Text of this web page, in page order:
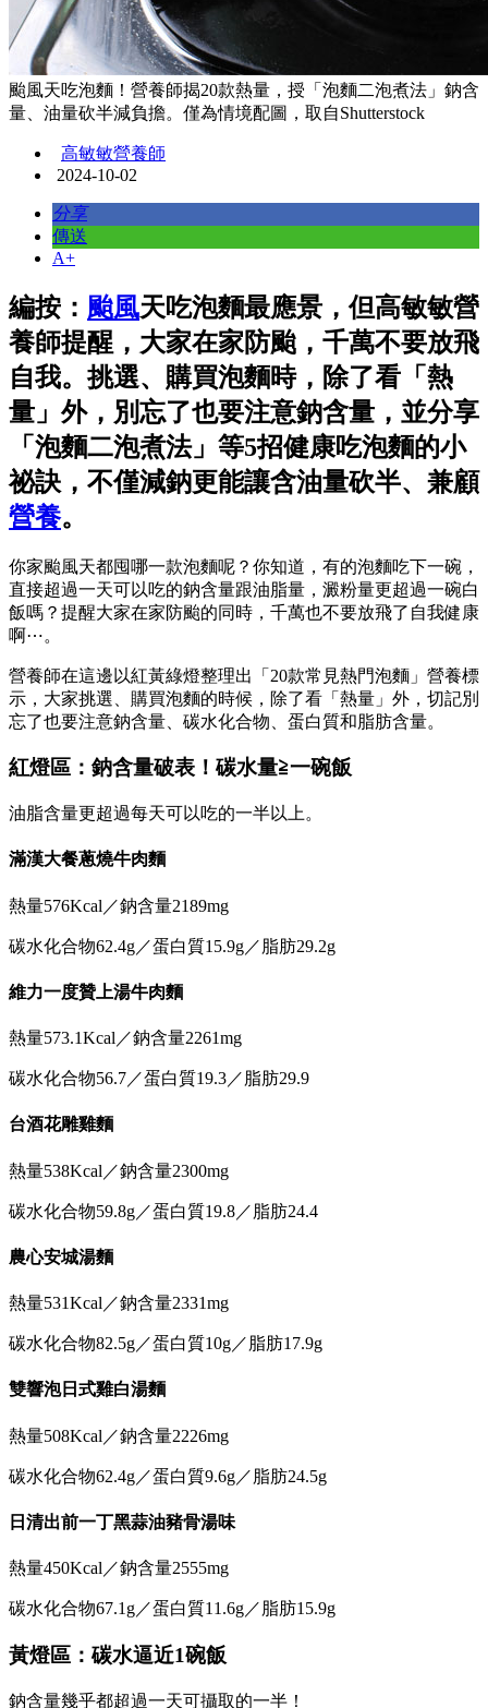
颱風天吃泡麵！營養師揭20款熱量，授「泡麵二泡煮法」鈉含
量、油量砍半減負擔。僅為情境配圖，取自Shutterstock
高敏敏營養師
2024-10-02
分享
傳送
A+
編按： 颱風天吃泡麵最應景，但高敏敏營
養師提醒，大家在家防颱，千萬不要放飛
自我。挑選、購買泡麵時，除了看「熱
量」外，別忘了也要注意鈉含量，並分享
「泡麵二泡煮法」等5招健康吃泡麵的小
祕訣，不僅減鈉更能讓含油量砍半、兼顧
營養。
你家颱風天都囤哪一款泡麵呢？你知道，有的泡麵吃下一碗，
直接超過一天可以吃的鈉含量跟油脂量，澱粉量更超過一碗白
飯嗎？提醒大家在家防颱的同時，千萬也不要放飛了自我健康
啊⋯。
營養師在這邊以紅黃綠燈整理出「20款常見熱門泡麵」營養標
示，大家挑選、購買泡麵的時候，除了看「熱量」外，切記別
忘了也要注意鈉含量、碳水化合物、蛋白質和脂肪含量。
紅燈區：鈉含量破表！碳水量≧一碗飯
油脂含量更超過每天可以吃的一半以上。
滿漢大餐蔥燒牛肉麵
熱量576Kcal／鈉含量2189mg
碳水化合物62.4g／蛋白質15.9g／脂肪29.2g
維力一度贊上湯牛肉麵
熱量573.1Kcal／鈉含量2261mg
碳水化合物56.7／蛋白質19.3／脂肪29.9
台酒花雕雞麵
熱量538Kcal／鈉含量2300mg
碳水化合物59.8g／蛋白質19.8／脂肪24.4
農心安城湯麵
熱量531Kcal／鈉含量2331mg
碳水化合物82.5g／蛋白質10g／脂肪17.9g
雙響泡日式雞白湯麵
熱量508Kcal／鈉含量2226mg
碳水化合物62.4g／蛋白質9.6g／脂肪24.5g
日清出前一丁黑蒜油豬骨湯味
熱量450Kcal／鈉含量2555mg
碳水化合物67.1g／蛋白質11.6g／脂肪15.9g
黃燈區：碳水逼近1碗飯
鈉含量幾乎都超過一天可攝取的一半！